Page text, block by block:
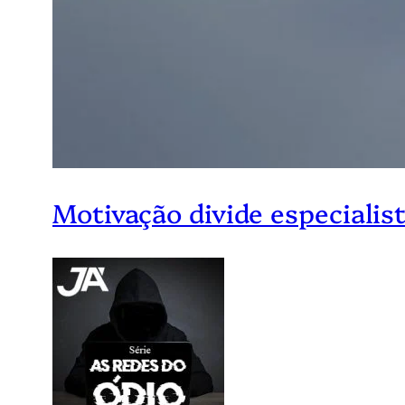
Motivação divide